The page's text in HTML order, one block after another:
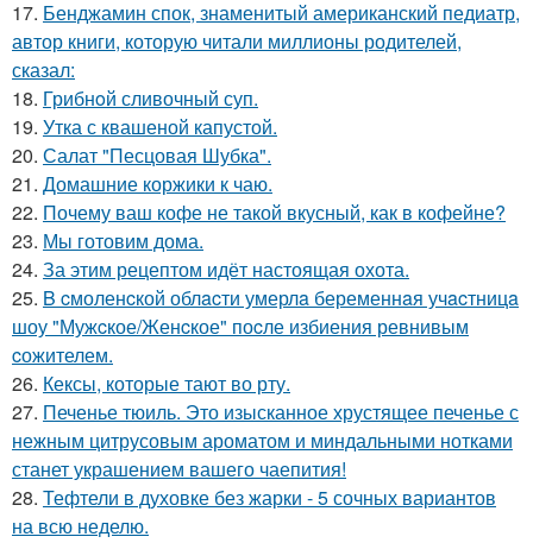
17. Бенджамин спок, знаменитый американский педиатр,
автор книги, которую читали миллионы родителей,
сказал:
18. Грибнoй сливочный суп.
19. Утка с квашеной капустой.
20. Салат "Песцовая Шубка".
21. Домашние коржики к чаю.
22. Почему ваш кофе не такой вкусный, как в кофейне?
23. Мы готовим дома.
24. За этим рецептом идёт настоящая охота.
25. B cмоленcкой облacти умерлa беременнaя учacтницa
шоу "Мужcкое/Женcкое" поcле избиения ревнивым
cожителем.
26. Кексы, которые тают во рту.
27. Печенье тюиль. Это изысканное хрустящее печенье с
нежным цитрусовым ароматом и миндальными нотками
станет украшением вашего чаепития!
28. Тефтели в духовке без жарки - 5 сочных вариантов
на всю неделю.